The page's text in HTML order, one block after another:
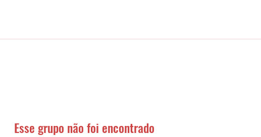
Esse grupo não foi encontrado